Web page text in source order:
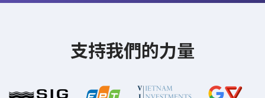
支持我們的力量